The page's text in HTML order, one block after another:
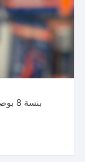
بنسة 8 بوصة 200 مم بريدي PRIDE موديل P888